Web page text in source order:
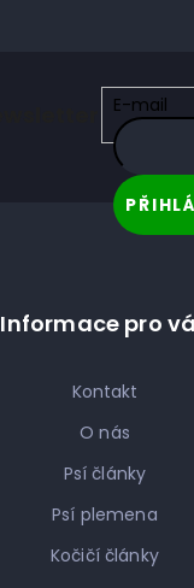
E-mail
Informace pro
Kontakt
O nás
Psí články
Psí plemena
Kočičí články